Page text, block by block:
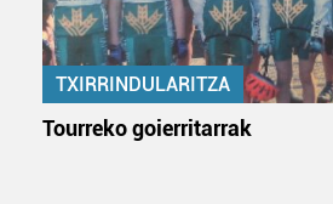
TXIRRINDULARITZA
Tourreko goierritarrak